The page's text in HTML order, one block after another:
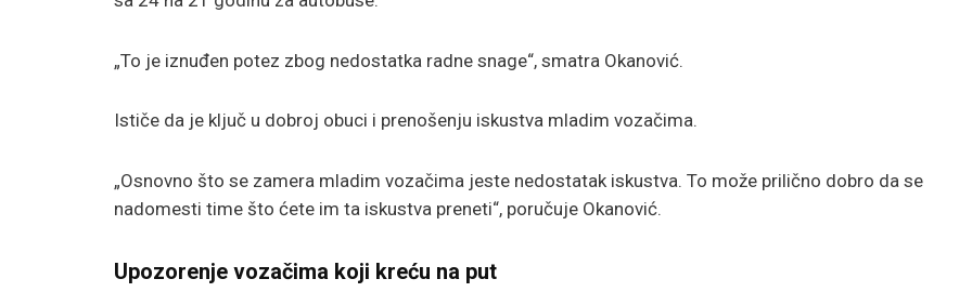
„To je iznuđen potez zbog nedostatka radne snage“, smatra Okanović.
Ističe da je ključ u dobroj obuci i prenošenju iskustva mladim vozačima.
„Osnovno što se zamera mladim vozačima jeste nedostatak iskustva. To može prilično dobro da se
nadomesti time što ćete im ta iskustva preneti“, poručuje Okanović.
Upozorenje vozačima koji kreću na put